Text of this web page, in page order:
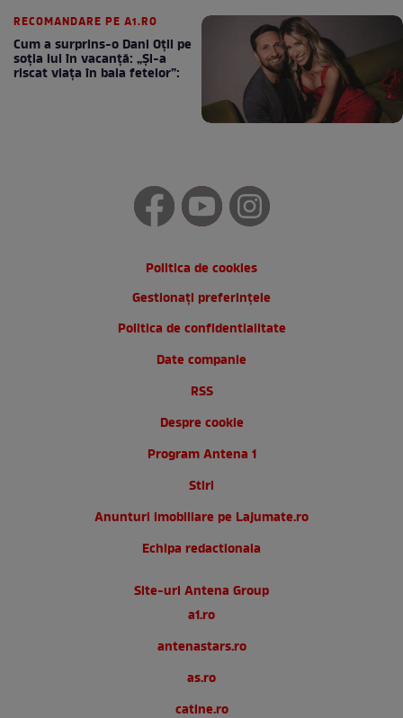
RECOMANDARE PE A1.RO
Cum a surprins-o Dani Oțil pe
soția lui în vacanță: „Și-a
riscat viața în baia fetelor”:
Politica de cookies
Gestionați preferințele
Politica de confidentialitate
Date companie
RSS
Despre cookie
Program Antena 1
Stiri
Anunturi imobiliare pe Lajumate.ro
Echipa redactionala
Site-uri Antena Group
a1.ro
antenastars.ro
as.ro
catine.ro